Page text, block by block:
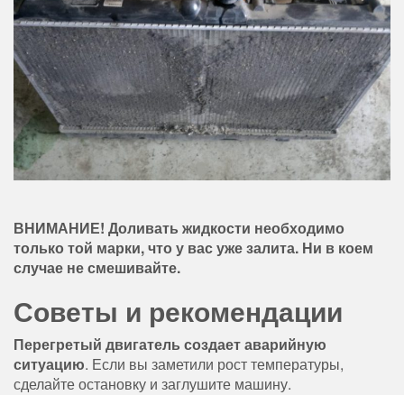
ВНИМАНИЕ! Доливать жидкости необходимо
только той марки, что у вас уже залита. Ни в коем
случае не смешивайте.
Советы и рекомендации
Перегретый двигатель создает аварийную
ситуацию. Если вы заметили рост температуры,
сделайте остановку и заглушите машину.